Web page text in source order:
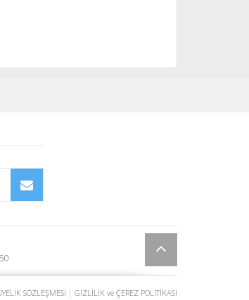
SÖZLEŞMESİ | GİZLİLİK ve ÇEREZ POLİTİKASI